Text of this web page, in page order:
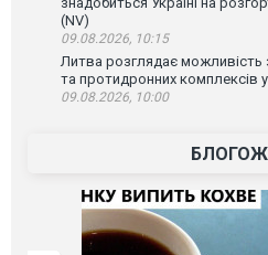
(NV)
09.08.2026, 10:15
Литва розглядає можливість
та протидронних комплексів
09.08.2026, 10:00